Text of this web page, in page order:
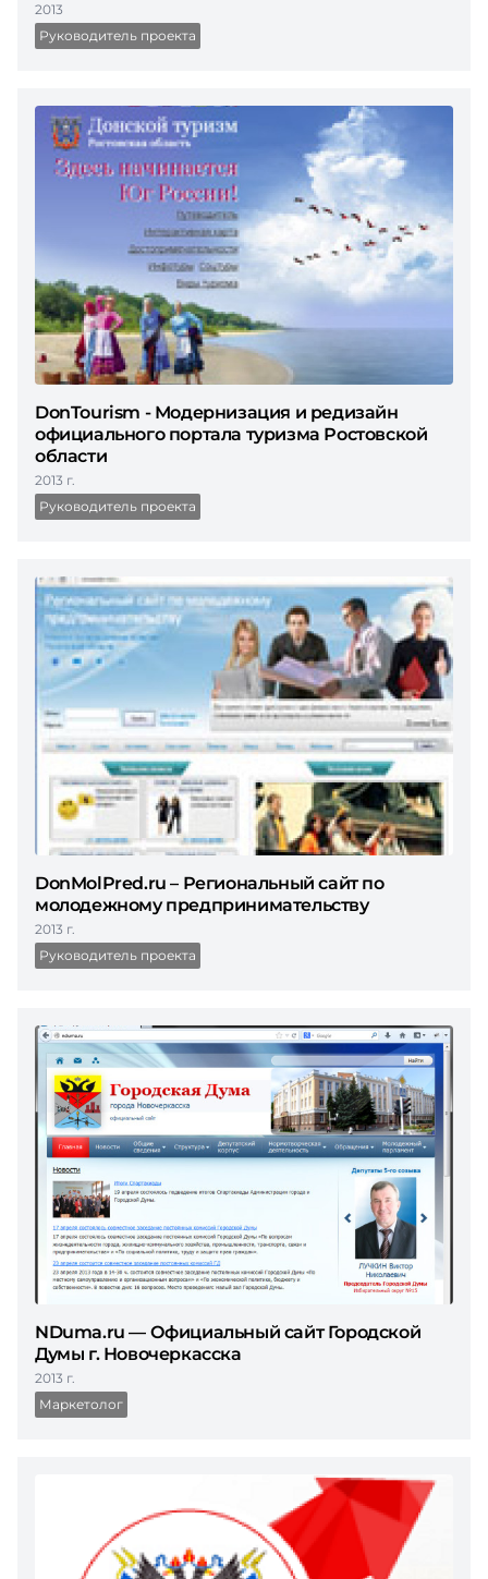
2013
Руководитель проекта
DonTourism - Модернизация и редизайн
официального портала туризма Ростовской
области
2013 г.
Руководитель проекта
DonMolPred.ru – Региональный сайт по
молодежному предпринимательству
2013 г.
Руководитель проекта
NDuma.ru — Официальный сайт Городской
Думы г. Новочеркасска
2013 г.
Маркетолог